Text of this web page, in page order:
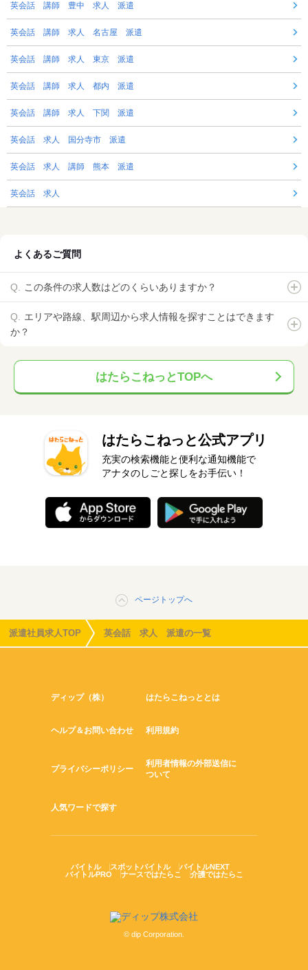
英会話 講師 豊中 求人 派遣
英会話 講師 求人 名古屋 派遣
英会話 講師 求人 東京 派遣
英会話 講師 求人 都内 派遣
英会話 講師 求人 下関 派遣
英会話 求人 国分寺市 派遣
英会話 求人 講師 熊本 派遣
英会話 求人
よくあるご質問
この条件の求人数はどのくらいありますか？
エリアや路線、駅周辺から求人情報を探すことはできます
か？
はたらこねっとTOPへ
はたらこねっと公式アプリ
充実の検索機能と便利な通知機能で
アナタのしごと探しをお手伝い！
ページトップへ
派遣社員求人TOP 英会話 求人 派遣の一覧
ディップ（株） はたらこねっととは
ヘルプ＆お問い合わせ 利用規約
プライバシーポリシー
利用者情報の外部送信に
ついて
人気ワードで探す
バイトル スポットバイトル
バイトルNEXT
バイトルPRO
ナースではたらこ 介護ではたらこ
© dip Corporation.